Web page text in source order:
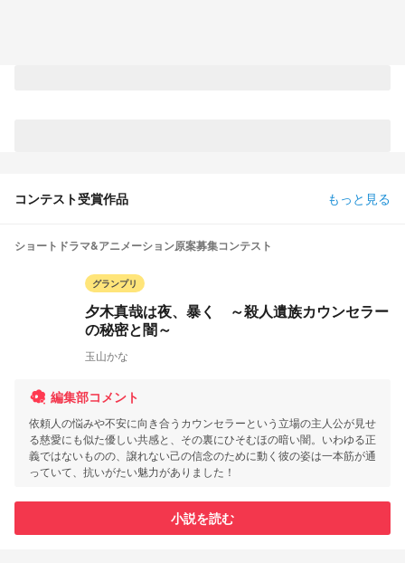
コンテスト受賞作品 もっと見る
ショートドラマ&アニメーション原案募集コンテスト
グランプリ
夕木真哉は夜、暴く ～殺人遺族カウンセラー
の秘密と闇～
玉山かな
編集部コメント
依頼人の悩みや不安に向き合うカウンセラーという立場の主人公が見せ
る慈愛にも似た優しい共感と、その裏にひそむほの暗い闇。いわゆる正
義ではないものの、譲れない己の信念のために動く彼の姿は一本筋が通
っていて、抗いがたい魅力がありました！
小説を読む